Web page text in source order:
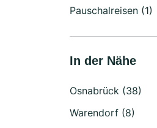
Pauschalreisen (1)
In der Nähe
Osnabrück (38)
Warendorf (8)